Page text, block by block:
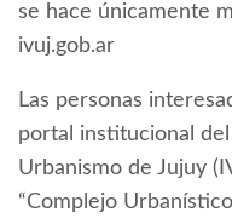
se hace únicamente
ivuj.gob.ar
Las personas
portal institucional
Urbanismo de Jujuy
“Complejo